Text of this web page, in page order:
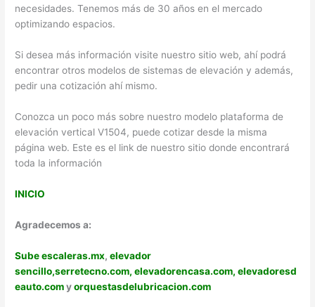
necesidades. Tenemos más de 30 años en el mercado
optimizando espacios.
Si desea más información visite nuestro sitio web, ahí podrá
encontrar otros modelos de sistemas de elevación y además,
pedir una cotización ahí mismo.
Conozca un poco más sobre nuestro modelo plataforma de
elevación vertical V1504, puede cotizar desde la misma
página web. Este es el link de nuestro sitio donde encontrará
toda la información
INICIO
Agradecemos a:
Sube escaleras.mx,elevador
sencillo,serretecno.com, elevadorencasa.com, elevadoresd
eauto.comyorquestasdelubricacion.com